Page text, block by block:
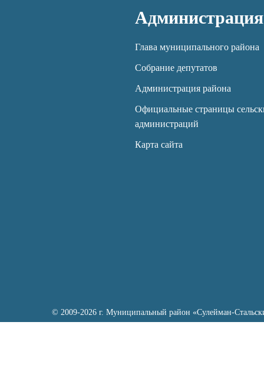
Администрация
Глава муниципального района
Собрание депутатов
Администрация района
Официальные страницы
администраций
Карта сайта
© 2009-2026 г. Муниципальный район «Сулейман-